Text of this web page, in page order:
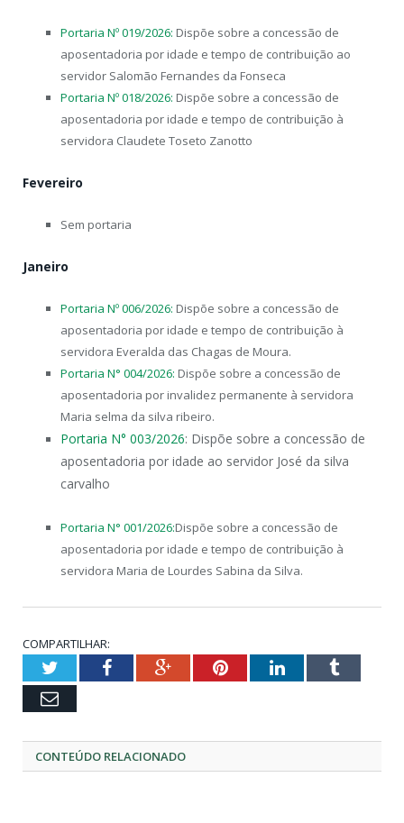
Portaria Nº 019/2026: Dispõe sobre a concessão de
aposentadoria por idade e tempo de contribuição ao
servidor Salomão Fernandes da Fonseca
Portaria Nº 018/2026: Dispõe sobre a concessão de
aposentadoria por idade e tempo de contribuição à
servidora Claudete Toseto Zanotto
Fevereiro
Sem portaria
Janeiro
Portaria Nº 006/2026: Dispõe sobre a concessão de
aposentadoria por idade e tempo de contribuição à
servidora Everalda das Chagas de Moura.
Portaria N° 004/2026: Dispõe sobre a concessão de
aposentadoria por invalidez permanente à servidora
Maria selma da silva ribeiro.
Portaria N° 003/2026: Dispõe sobre a concessão de
aposentadoria por idade ao servidor José da silva
carvalho
Portaria N° 001/2026:Dispõe sobre a concessão de
aposentadoria por idade e tempo de contribuição à
servidora Maria de Lourdes Sabina da Silva.
COMPARTILHAR:
TwitterFacebookGoogle+PinterestLinkedInTumblr
Email
CONTEÚDO RELACIONADO